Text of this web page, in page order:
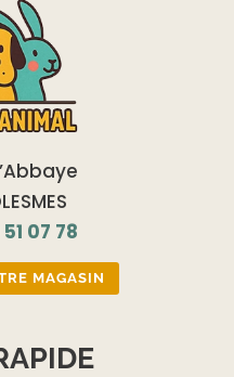
07 78
MAGASIN